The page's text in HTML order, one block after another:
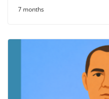
7 months